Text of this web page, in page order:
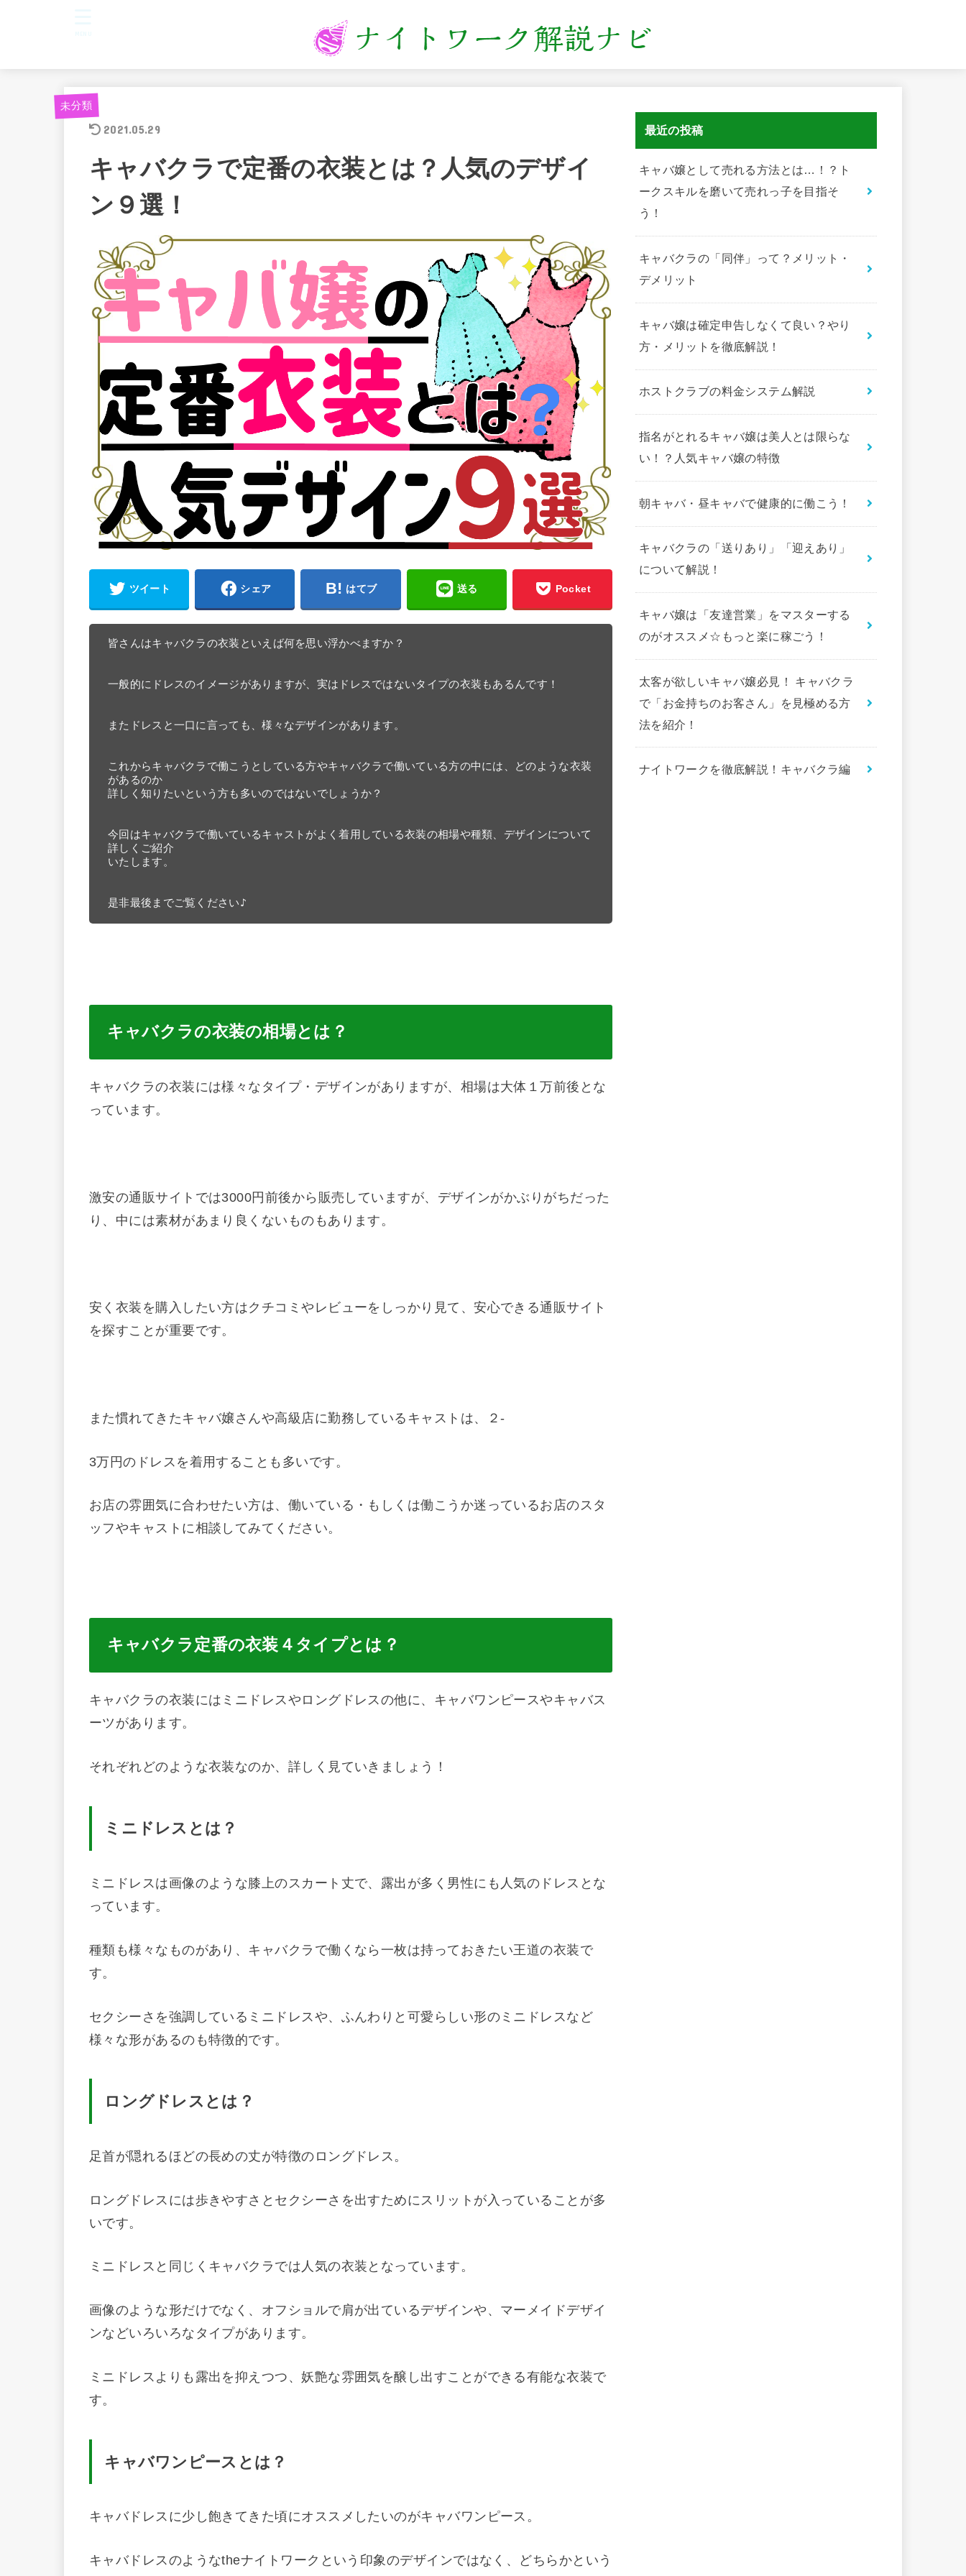
未分類
2021.05.29
キャバクラで定番の衣装とは？人気のデザイ
ン９選！
ツイート シェア はてブ 送る Pocket
皆さんはキャバクラの衣装といえば何を思い浮かべますか？
一般的にドレスのイメージがありますが、実はドレスではないタイプの衣装もあるんです！
またドレスと一口に言っても、様々なデザインがあります。
これからキャバクラで働こうとしている方やキャバクラで働いている方の中には、どのような衣装
があるのか
詳しく知りたいという方も多いのではないでしょうか？
今回はキャバクラで働いているキャストがよく着用している衣装の相場や種類、デザインについて
詳しくご紹介
いたします。
是非最後までご覧ください♪
キャバクラの衣装の相場とは？
キャバクラの衣装には様々なタイプ・デザインがありますが、相場は大体１万前後とな
っています。
激安の通販サイトでは3000円前後から販売していますが、デザインがかぶりがちだった
り、中には素材があまり良くないものもあります。
安く衣装を購入したい方はクチコミやレビューをしっかり見て、安心できる通販サイト
を探すことが重要です。
また慣れてきたキャバ嬢さんや高級店に勤務しているキャストは、２-
3万円のドレスを着用することも多いです。
お店の雰囲気に合わせたい方は、働いている・もしくは働こうか迷っているお店のスタ
ッフやキャストに相談してみてください。
キャバクラ定番の衣装４タイプとは？
キャバクラの衣装にはミニドレスやロングドレスの他に、キャバワンピースやキャバス
ーツがあります。
それぞれどのような衣装なのか、詳しく見ていきましょう！
ミニドレスとは？
ミニドレスは画像のような膝上のスカート丈で、露出が多く男性にも人気のドレスとな
っています。
種類も様々なものがあり、キャバクラで働くなら一枚は持っておきたい王道の衣装で
す。
セクシーさを強調しているミニドレスや、ふんわりと可愛らしい形のミニドレスなど
様々な形があるのも特徴的です。
ロングドレスとは？
足首が隠れるほどの長めの丈が特徴のロングドレス。
ロングドレスには歩きやすさとセクシーさを出すためにスリットが入っていることが多
いです。
ミニドレスと同じくキャバクラでは人気の衣装となっています。
画像のような形だけでなく、オフショルで肩が出ているデザインや、マーメイドデザイ
ンなどいろいろなタイプがあります。
ミニドレスよりも露出を抑えつつ、妖艶な雰囲気を醸し出すことができる有能な衣装で
す。
キャバワンピースとは？
キャバドレスに少し飽きてきた頃にオススメしたいのがキャバワンピース。
キャバドレスのようなtheナイトワークという印象のデザインではなく、どちらかという
最近の投稿
キャバ嬢として売れる方法とは…！？ト
ークスキルを磨いて売れっ子を目指そ
う！
キャバクラの「同伴」って？メリット・
デメリット
キャバ嬢は確定申告しなくて良い？やり
方・メリットを徹底解説！
ホストクラブの料金システム解説
指名がとれるキャバ嬢は美人とは限らな
い！？人気キャバ嬢の特徴
朝キャバ・昼キャバで健康的に働こう！
キャバクラの「送りあり」「迎えあり」
について解説！
キャバ嬢は「友達営業」をマスターする
のがオススメ☆もっと楽に稼ごう！
太客が欲しいキャバ嬢必見！ キャバクラ
で「お金持ちのお客さん」を見極める方
法を紹介！
ナイトワークを徹底解説！キャバクラ編